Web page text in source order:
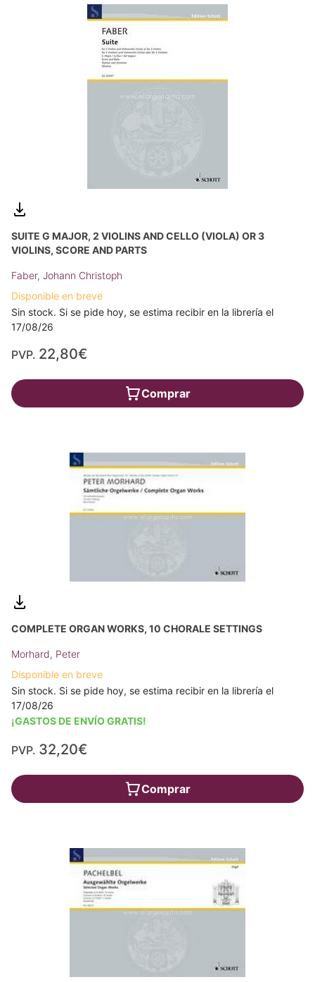
SUITE G MAJOR, 2 VIOLINS AND CELLO (VIOLA) OR 3
VIOLINS, SCORE AND PARTS
Faber, Johann Christoph
Disponible en breve
Sin stock. Si se pide hoy, se estima recibir en la librería el
17/08/26
PVP. 22,80€
Comprar
COMPLETE ORGAN WORKS, 10 CHORALE SETTINGS
Morhard, Peter
Disponible en breve
Sin stock. Si se pide hoy, se estima recibir en la librería el
17/08/26
¡GASTOS DE ENVÍO GRATIS!
PVP. 32,20€
Comprar